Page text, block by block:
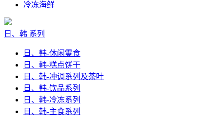
冷冻海鲜
日、韩 系列
日、韩-休闲零食
日、韩-糕点饼干
日、韩-冲调系列及茶叶
日、韩-饮品系列
日、韩-冷冻系列
日、韩-主食系列